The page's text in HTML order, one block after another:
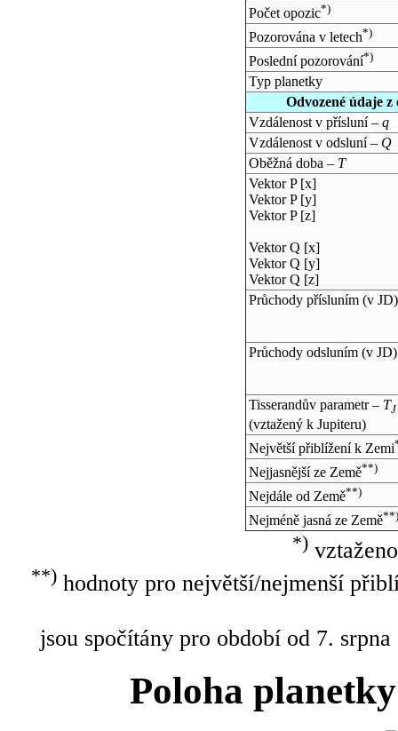
Počet opozic*)
Pozorována v letech*)
Poslední pozorování*)
Typ planetky
Odvozené údaje
Vzdálenost v přísluní – q
Vzdálenost v odsluní – Q
Oběžná doba – T
Vektor P [x]
Vektor P [y]
Vektor P [z]
Vektor Q [x]
Vektor Q [y]
Vektor Q [z]
Průchody přísluním (v JD)
Průchody odsluním (v JD)
Tisserandův parametr – TJ
(vztažený k Jupiteru)
Největší přiblížení k Zemi
Nejjasnější ze Země**)
Nejdále od Země**)
Nejméně jasná ze Země**)
*)
**)hodnoty pro největší/nejmenší
jsou spočítány pro období od 7.
Poloha